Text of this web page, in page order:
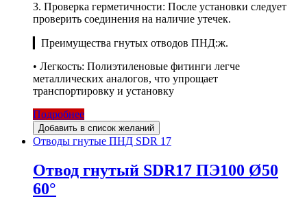
3. Проверка герметичности: После установки следует
проверить соединения на наличие утечек.
▎Преимущества гнутых отводов ПНД:ж.
• Легкость: Полиэтиленовые фитинги легче
металлических аналогов, что упрощает
транспортировку и установку
Подробнее
Добавить в список желаний
Отводы гнутые ПНД SDR 17
Отвод гнутый SDR17 ПЭ100 Ø50
60°